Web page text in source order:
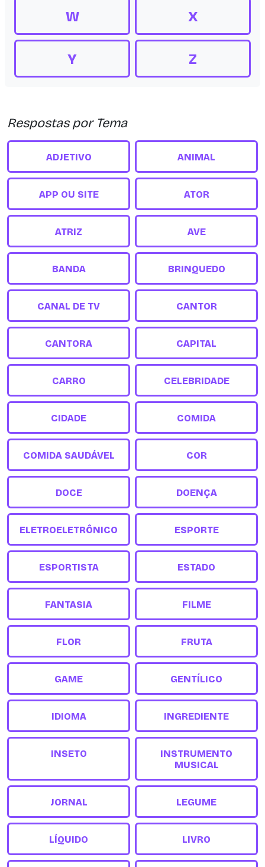
W X
Y Z
Respostas por Tema
ADJETIVO ANIMAL
APP OU SITE ATOR
ATRIZ AVE
BANDA BRINQUEDO
CANAL DE TV CANTOR
CANTORA CAPITAL
CARRO CELEBRIDADE
CIDADE COMIDA
COMIDA SAUDÁVEL COR
DOCE DOENÇA
ELETROELETRÔNICO ESPORTE
ESPORTISTA ESTADO
FANTASIA FILME
FLOR FRUTA
GAME GENTÍLICO
IDIOMA INGREDIENTE
INSETO
INSTRUMENTO
MUSICAL
JORNAL LEGUME
LÍQUIDO LIVRO